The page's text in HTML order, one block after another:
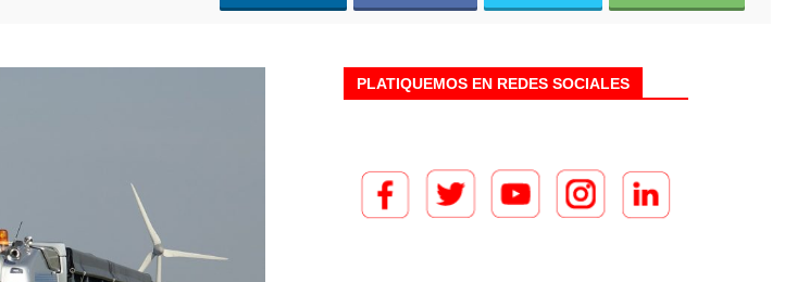
PLATIQUEMOS EN REDES SOCIALES